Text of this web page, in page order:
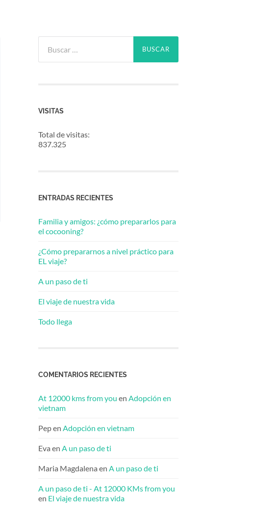
VISITAS
Total de visitas:
837.325
ENTRADAS RECIENTES
Familia y amigos: ¿cómo prepararlos para
el cocooning?
¿Cómo prepararnos a nivel práctico para
EL viaje?
A un paso de ti
El viaje de nuestra vida
Todo llega
COMENTARIOS RECIENTES
At 12000 kms from you en Adopción en
vietnam
Pepen Adopción en vietnam
Eva en A un paso de ti
Maria Magdalena en A un paso de ti
A un paso de ti - At 12000 KMs from you
en El viaje de nuestra vida